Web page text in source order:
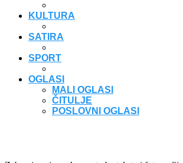
KULTURA
SATIRA
SPORT
OGLASI
MALI OGLASI
ČITULJE
POSLOVNI OGLASI